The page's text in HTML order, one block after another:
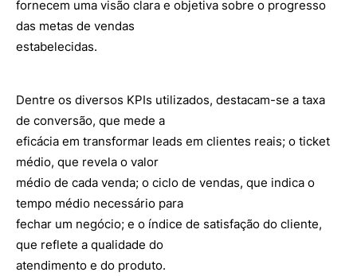
fornecem uma visão clara e objetiva sobre o progresso
das metas de vendas
estabelecidas.
Dentre os diversos KPIs utilizados, destacam-se a taxa
de conversão, que mede a
eficácia em transformar leads em clientes reais; o ticket
médio, que revela o valor
médio de cada venda; o ciclo de vendas, que indica o
tempo médio necessário para
fechar um negócio; e o índice de satisfação do cliente,
que reflete a qualidade do
atendimento e do produto.